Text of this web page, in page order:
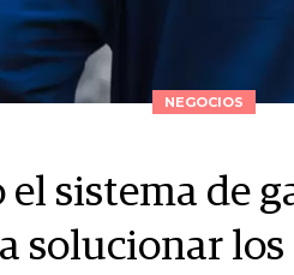
NEGOCIOS
sistema de
solucionar los